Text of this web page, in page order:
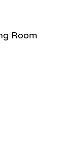
Room